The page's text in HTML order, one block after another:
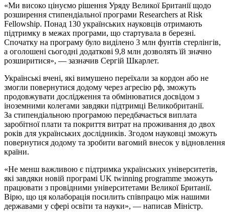
«Ми високо цінуємо рішення Уряду Великої Британії щодо
розширення стипендіальної програми Researchers at Risk
Fellowship. Понад 130 українських науковців отримають
підтримку в межах програми, що стартувала в березні.
Спочатку на програму було виділено 3 млн фунтів стерлінгів,
а оголошені сьогодні додаткові 9,8 млн дозволять їй значно
розширитися», — зазначив Сергій Шкарлет.
Українські вчені, які вимушено переїхали за кордон або не
змогли повернутися додому через агресію рф, зможуть
продовжувати дослідження та обмінюватися досвідом з
іноземними колегами завдяки підтримці Великобританії.
За стипендіальною програмою передбачається виплата
заробітної плати та покриття витрат на проживання до двох
років для українських дослідників. Згодом науковці зможуть
повернутися додому та зробити вагомий внесок у відновлення
країни.
«Не менш важливою є підтримка українських університетів,
які завдяки новій програмі UK twinning programme зможуть
працювати з провідними університетами Великої Британії.
Вірю, що ця колаборація посилить співпрацю між нашими
державами у сфері освіти та науки», — написав Міністр.